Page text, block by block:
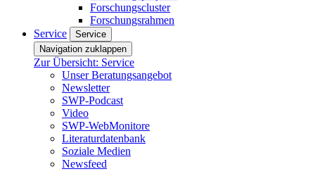
Forschungscluster
Forschungsrahmen
Service
Service
Navigation zuklappen
Zur Übersicht: Service
Unser Beratungsangebot
Newsletter
SWP-Podcast
Video
SWP-WebMonitore
Literaturdatenbank
Soziale Medien
Newsfeed